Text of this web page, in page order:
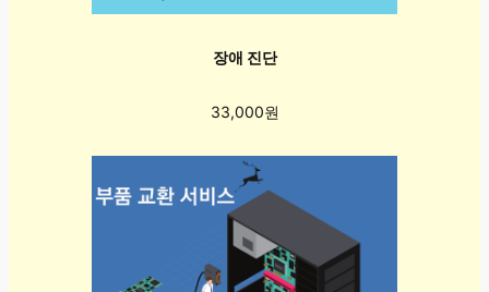
장애 진단
33,000원